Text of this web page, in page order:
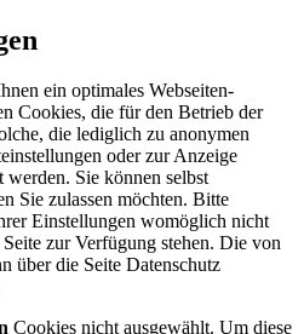
ein optimales Webseiten-
Cookies, die für den Betrieb der
die lediglich zu anonymen
oder zur Anzeige
werden. Sie können selbst
Sie zulassen möchten. Bitte
Einstellungen womöglich nicht
zur Verfügung stehen. Die von
über die Seite Datenschutz
Cookies nicht ausgewählt. Um diese